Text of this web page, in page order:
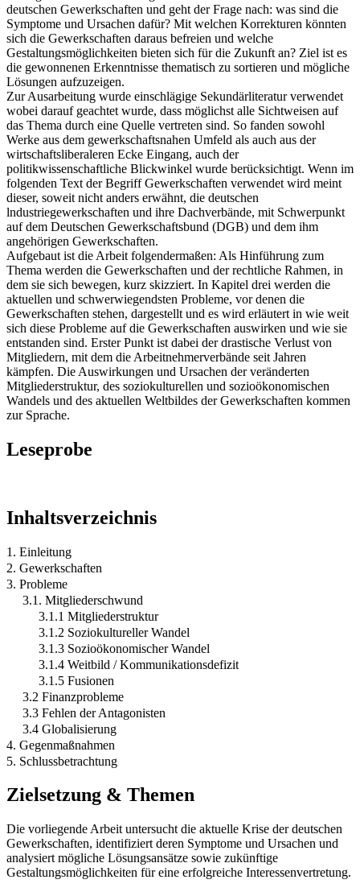
deutschen Gewerkschaften und geht der Frage nach: was sind die
Symptome und Ursachen dafür? Mit welchen Korrekturen könnten
sich die Gewerkschaften daraus befreien und welche
Gestaltungsmöglichkeiten bieten sich für die Zukunft an? Ziel ist es
die gewonnenen Erkenntnisse thematisch zu sortieren und mögliche
Lösungen aufzuzeigen.
Zur Ausarbeitung wurde einschlägige Sekundärliteratur verwendet
wobei darauf geachtet wurde, dass möglichst alle Sichtweisen auf
das Thema durch eine Quelle vertreten sind. So fanden sowohl
Werke aus dem gewerkschaftsnahen Umfeld als auch aus der
wirtschaftsliberaleren Ecke Eingang, auch der
politikwissenschaftliche Blickwinkel wurde berücksichtigt. Wenn im
folgenden Text der Begriff Gewerkschaften verwendet wird meint
dieser, soweit nicht anders erwähnt, die deutschen
lndustriegewerkschaften und ihre Dachverbände, mit Schwerpunkt
auf dem Deutschen Gewerkschaftsbund (DGB) und dem ihm
angehörigen Gewerkschaften.
Aufgebaut ist die Arbeit folgendermaßen: Als Hinführung zum
Thema werden die Gewerkschaften und der rechtliche Rahmen, in
dem sie sich bewegen, kurz skizziert. In Kapitel drei werden die
aktuellen und schwerwiegendsten Probleme, vor denen die
Gewerkschaften stehen, dargestellt und es wird erläutert in wie weit
sich diese Probleme auf die Gewerkschaften auswirken und wie sie
entstanden sind. Erster Punkt ist dabei der drastische Verlust von
Mitgliedern, mit dem die Arbeitnehmerverbände seit Jahren
kämpfen. Die Auswirkungen und Ursachen der veränderten
Mitgliederstruktur, des soziokulturellen und sozioökonomischen
Wandels und des aktuellen Weltbildes der Gewerkschaften kommen
zur Sprache.
Leseprobe
Inhaltsverzeichnis
1. Einleitung
2. Gewerkschaften
3. Probleme
3.1. Mitgliederschwund
3.1.1 Mitgliederstruktur
3.1.2 Soziokultureller Wandel
3.1.3 Sozioökonomischer Wandel
3.1.4 Weitbild / Kommunikationsdefizit
3.1.5 Fusionen
3.2 Finanzprobleme
3.3 Fehlen der Antagonisten
3.4 Globalisierung
4. Gegenmaßnahmen
5. Schlussbetrachtung
Zielsetzung & Themen
Die vorliegende Arbeit untersucht die aktuelle Krise der deutschen
Gewerkschaften, identifiziert deren Symptome und Ursachen und
analysiert mögliche Lösungsansätze sowie zukünftige
Gestaltungsmöglichkeiten für eine erfolgreiche Interessenvertretung.